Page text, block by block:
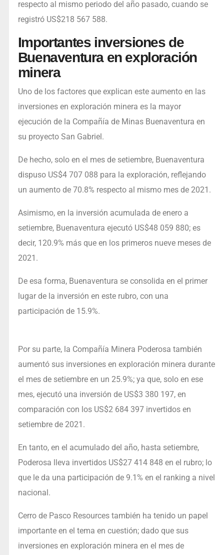
respecto al mismo periodo del año pasado, cuando se
registró US$218 567 588.
Importantes inversiones de
Buenaventura en exploración
minera
Uno de los factores que explican este aumento en las
inversiones en exploración minera es la mayor
ejecución de la Compañía de Minas Buenaventura en
su proyecto San Gabriel.
De hecho, solo en el mes de setiembre, Buenaventura
dispuso US$4 707 088 para la exploración, reflejando
un aumento de 70.8% respecto al mismo mes de 2021.
Asimismo, en la inversión acumulada de enero a
setiembre, Buenaventura ejecutó US$48 059 880; es
decir, 120.9% más que en los primeros nueve meses de
2021.
De esa forma, Buenaventura se consolida en el primer
lugar de la inversión en este rubro, con una
participación de 15.9%.
Por su parte, la Compañía Minera Poderosa también
aumentó sus inversiones en exploración minera durante
el mes de setiembre en un 25.9%; ya que, solo en ese
mes, ejecutó una inversión de US$3 380 197, en
comparación con los US$2 684 397 invertidos en
setiembre de 2021.
En tanto, en el acumulado del año, hasta setiembre,
Poderosa lleva invertidos US$27 414 848 en el rubro; lo
que le da una participación de 9.1% en el ranking a nivel
nacional.
Cerro de Pasco Resources también ha tenido un papel
importante en el tema en cuestión; dado que sus
inversiones en exploración minera en el mes de